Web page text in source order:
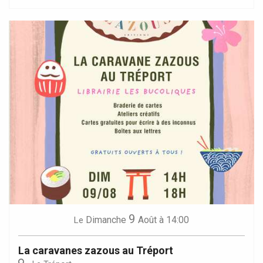
Le Dimanche 9 Août à 14:00
La caravanes zazous au Tréport